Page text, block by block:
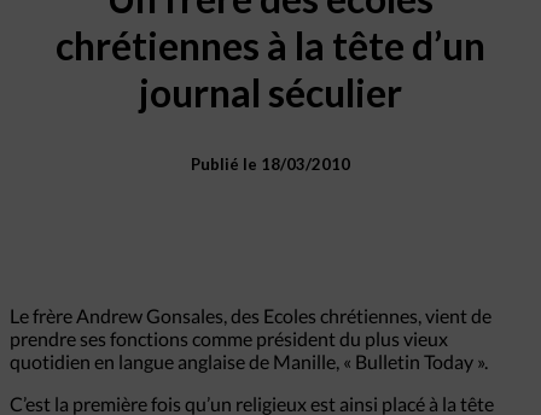
chrétiennes à la tête d’un
journal séculier
Publié le 18/03/2010
Le frère Andrew Gonsales, des Ecoles chrétiennes, vient de
prendre ses fonctions comme président du plus vieux
quotidien en langue anglaise de Manille, « Bulletin Today ».
C’est la première fois qu’un religieux est ainsi placé à la tête